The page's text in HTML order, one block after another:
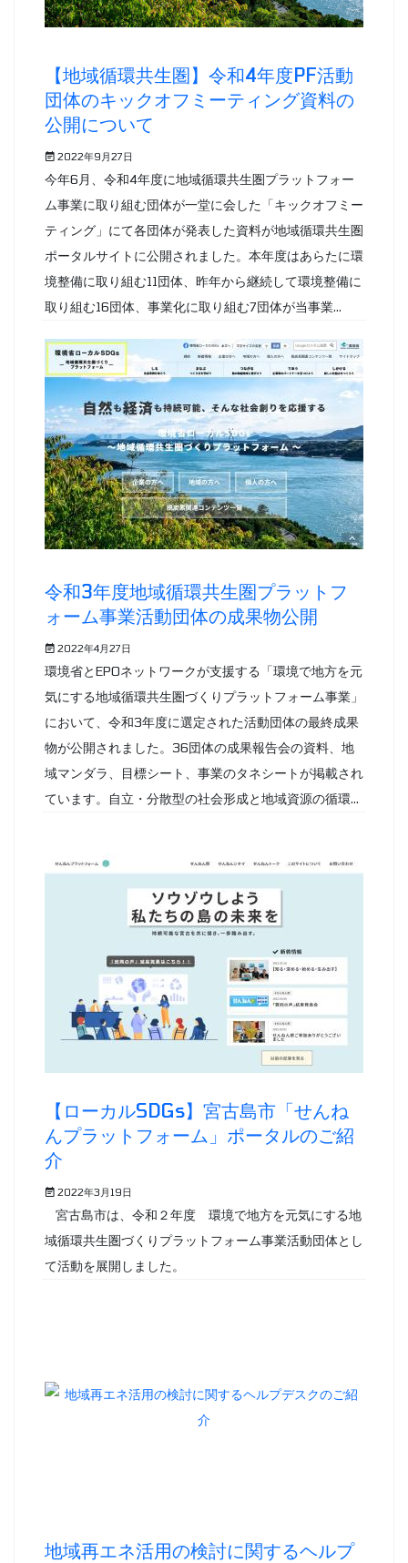
【地域循環共生圏】令和4年度PF活動
団体のキックオフミーティング資料の
公開について
2022年9月27日
今年6月、令和4年度に地域循環共生圏プラットフォー
ム事業に取り組む団体が一堂に会した「キックオフミー
ティング」にて各団体が発表した資料が地域循環共生圏
ポータルサイトに公開されました。本年度はあらたに環
境整備に取り組む11団体、昨年から継続して環境整備に
取り組む16団体、事業化に取り組む7団体が当事業...
令和3年度地域循環共生圏プラットフ
ォーム事業活動団体の成果物公開
2022年4月27日
環境省とEPOネットワークが支援する「環境で地方を元
気にする地域循環共生圏づくりプラットフォーム事業」
において、令和3年度に選定された活動団体の最終成果
物が公開されました。36団体の成果報告会の資料、地
域マンダラ、目標シート、事業のタネシートが掲載され
ています。自立・分散型の社会形成と地域資源の循環...
【ローカルSDGs】宮古島市「せんね
んプラットフォーム」ポータルのご紹
介
2022年3月19日
宮古島市は、令和２年度 環境で地方を元気にする地
域循環共生圏づくりプラットフォーム事業活動団体とし
て活動を展開しました。
地域再エネ活用の検討に関するヘルプ